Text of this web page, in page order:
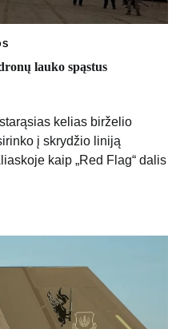
lauko spąstus
kelias birželio
į skrydžio liniją
kaip „Red Flag“ dalis